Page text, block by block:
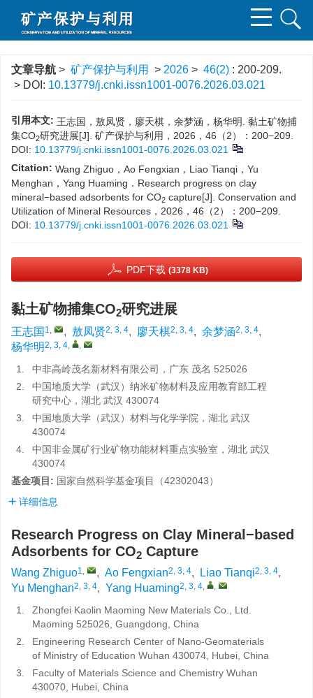
文章导航 > 矿产保护与利用 > 2026 > 46(2) : 200-209.
> DOI: 10.13779/j.cnki.issn1001-0076.2026.03.021
引用本文: 王志国，敖凤贤，廖天棋，余梦涵，杨华明. 黏土矿物捕
集CO2研究进展[J]. 矿产保护与利用，2026，46（2）：200−209.
DOI: 10.13779/j.cnki.issn1001-0076.2026.03.021
Citation: Wang Zhiguo，Ao Fengxian，Liao Tianqi，Yu
Menghan，Yang Huaming．Research progress on clay
mineral−based adsorbents for CO2 capture[J]. Conservation and
Utilization of Mineral Resources，2026，46（2）：200−209.
DOI: 10.13779/j.cnki.issn1001-0076.2026.03.021
PDF下载 (3378 KB)
黏土矿物捕集CO2研究进展
王志国 1, , 敖凤贤2, 3, 4, 廖天棋2, 3, 4, 余梦涵2, 3, 4,
杨华明2, 3, 4, ,
1.
中非高岭茂名新材料有限公司，广东 茂名 525026
2.
中国地质大学（武汉）纳米矿物材料及应用教育部工程
研究中心，湖北 武汉 430074
3.
中国地质大学（武汉）材料与化学学院，湖北 武汉
430074
4.
中国非金属矿行业矿物功能材料重点实验室，湖北 武汉
430074
基金项目: 国家自然科学基金项目（42302043）
详细信息
Research Progress on Clay Mineral−based
Adsorbents for CO2 Capture
Wang Zhiguo1, , Ao Fengxian2, 3, 4, Liao Tianqi2, 3, 4,
Yu Menghan2, 3, 4, Yang Huaming2, 3, 4, ,
1.
Zhongfei Kaolin Maoming New Materials Co., Ltd.
Maoming 525026, Guangdong, China
2.
Engineering Research Center of Nano-Geomaterials
of Ministry of Education Wuhan 430074, Hubei, China
3.
Faculty of Materials Science and Chemistry Wuhan
430070, Hubei, China